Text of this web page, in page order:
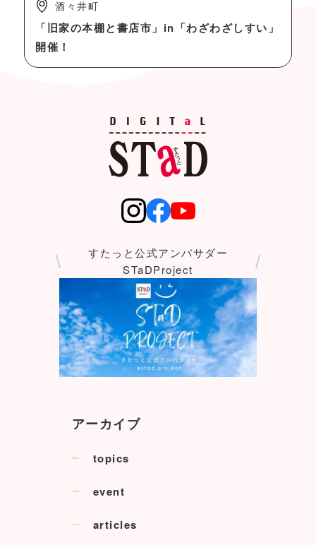
酒々井町
「旧家の本棚と書店市」in「わざわざしすい」
開催！
すたっと公式アンバサダー
STaDProject
アーカイブ
topics
event
articles